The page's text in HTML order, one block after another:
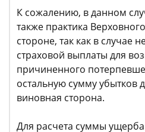
К сожалению, в данном
также практика
стороне, так как в случае
страховой выплаты для
причиненного
остальную сумму убытков
виновная сторона.
Для расчета суммы